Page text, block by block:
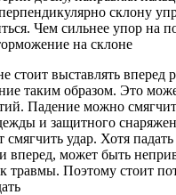
склону
Чем сильнее упор на
на склоне
стоит выставлять вперед
таким образом. Это
Падение можно
и защитного
удар. Хотя
вперед, может быть
травмы. Поэтому стоит